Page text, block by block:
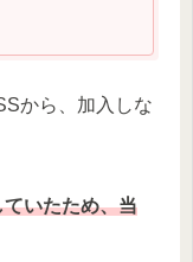
から、加入しな
いたため、当